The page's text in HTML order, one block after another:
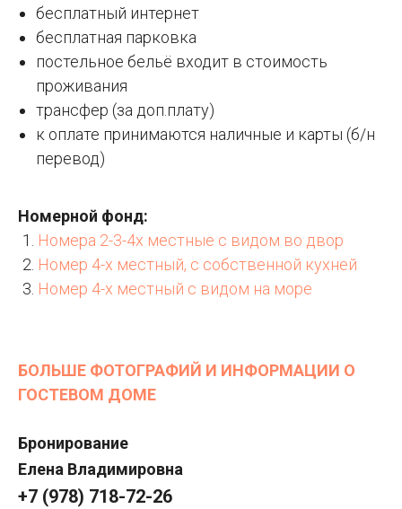
бесплатный интернет
бесплатная парковка
постельное бельё входит в стоимость
проживания
трансфер (за доп.плату)
к оплате принимаются наличные и карты (б/н
перевод)
Номерной фонд:
Номера 2-3-4х местные с видом во двор
Номер 4-х местный, с собственной кухней
Номер 4-х местный с видом на море
БОЛЬШЕ ФОТОГРАФИЙ И ИНФОРМАЦИИ О
ГОСТЕВОМ ДОМЕ
Бронирование
Елена Владимировна
+7 (978) 718-72-26